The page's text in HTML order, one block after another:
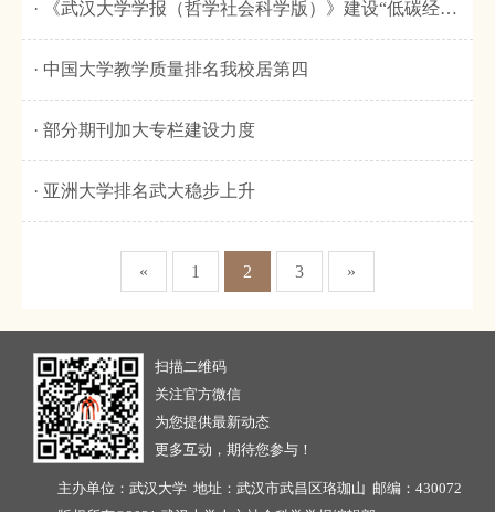
· 《武汉大学学报（哲学社会科学版）》建设“低碳经济研究”特色栏目
· 中国大学教学质量排名我校居第四
· 部分期刊加大专栏建设力度
· 亚洲大学排名武大稳步上升
« 1 2 3 »
扫描二维码
关注官方微信
为您提供最新动态
更多互动，期待您参与！
主办单位：武汉大学 地址：武汉市武昌区珞珈山 邮编：430072